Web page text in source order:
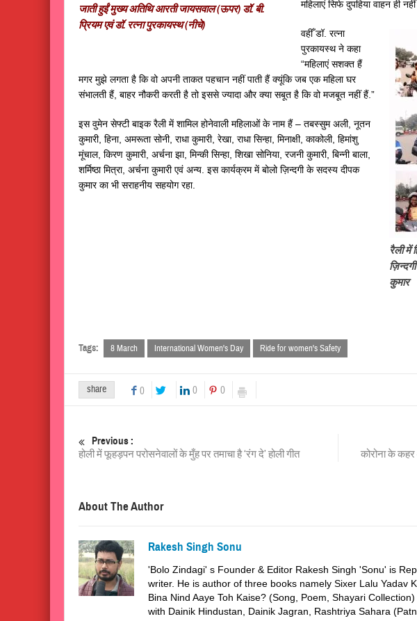
जाती हुईं मुख्य अतिथि आरती जायसवाल (ऊपर) डॉ. बी.
प्रियम एवं डॉ. रत्ना पुरकायस्थ (नीचे)
महिलाएं सिर्फ दुपहिया वाहन
रैली में
कुमार
वहीँ डॉ. रत्ना
पुरकायस्थ ने कहा
“महिलाएं सशक्त हैं
मगर मुझे लगता है कि वो अपनी ताकत पहचान नहीं पाती हैं क्यूंकि जब एक महिला घर
संभालती हैं, बाहर नौकरी करती है तो इससे ज्यादा और क्या सबूत है कि वो मजबूत नहीं हैं.”
इस वुमेन सेफ्टी बाइक रैली में शामिल होनेवाली महिलाओं के नाम हैं – तबस्सुम अली, नूतन
कुमारी, हिना, अमरूता सोनी, राधा कुमारी, रेखा, राधा सिन्हा, मिनाक्षी, काकोली, हिमांशु
मूंचाल, किरण कुमारी, अर्चना झा, मिन्की सिन्हा, शिखा सोनिया, रजनी कुमारी, बिन्नी बाला,
शर्मिष्ठा मित्रा, अर्चना कुमारी एवं अन्य. इस कार्यक्रम में बोलो ज़िन्दगी के सदस्य दीपक
कुमार का भी सराहनीय सहयोग रहा.
Tags: 8 March International Women's Day Ride for women's Safety
share 0 0 0
Previous :
होली में फूहड़पन परोसनेवालों के मुँह पर तमाचा है ‘रंग दे’ होली गीत
कोरोना के
About The Author
Rakesh Singh Sonu
'Bolo Zindagi' s Founder & Editor Rakesh Singh 'Sonu' is
writer. He is author of three books namely Sixer Lalu Yadav
Bina Nind Aaye Toh Kaise? (Song, Poem, Shayari
with Dainik Hindustan, Dainik Jagran, Rashtriya Sahara